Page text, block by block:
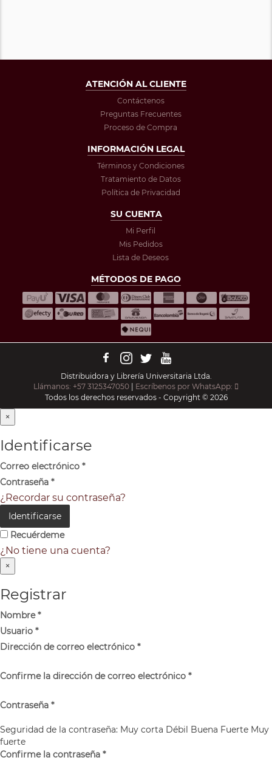
ATENCIÓN AL CLIENTE
Contáctenos
Preguntas Frecuentes
Proceso de Compra
INFORMACIÓN LEGAL
Términos y Condiciones
Tratamiento de Datos
Política de Privacidad
SU CUENTA
Mi Perfil
Mis Pedidos
Lista de Deseos
MÉTODOS DE PAGO
Distribuidora y Librería Universitaria Ltda.
Llámanos: +57 3125347050 | Escríbenos por WhatsApp:
Todos los derechos reservados - Copyright © 2026
×
Identificarse
Correo electrónico *
Contraseña *
¿Recordar su contraseña?
Identificarse
Recuérdeme
¿No tiene una cuenta?
×
Registrar
Nombre*
Usuario *
Dirección de correo electrónico *
Confirme la dirección de correo electrónico *
Contraseña *
Seguridad de la contraseña: Muy corta Débil Buena Fuerte Muy
fuerte
Confirme la contraseña *